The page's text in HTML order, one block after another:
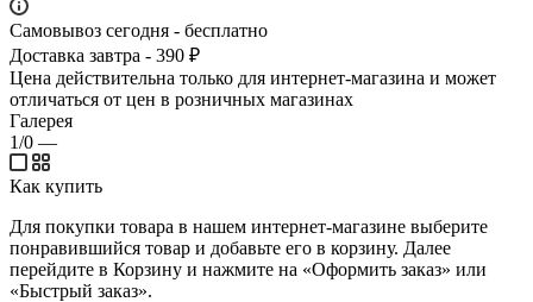
Самовывоз сегодня - бесплатно
Доставка завтра - 390 ₽
Цена действительна только для интернет-магазина и может
отличаться от цен в розничных магазинах
Галерея
1/0 —
Как купить
Для покупки товара в нашем интернет-магазине выберите
понравившийся товар и добавьте его в корзину. Далее
перейдите в Корзину и нажмите на «Оформить заказ» или
«Быстрый заказ».